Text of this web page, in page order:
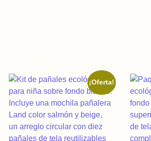
¡Oferta!